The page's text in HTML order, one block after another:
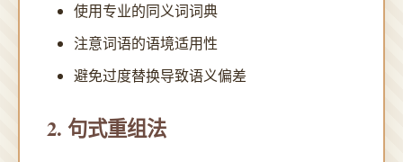
使用专业的同义词词典
注意词语的语境适用性
避免过度替换导致语义偏差
2. 句式重组法